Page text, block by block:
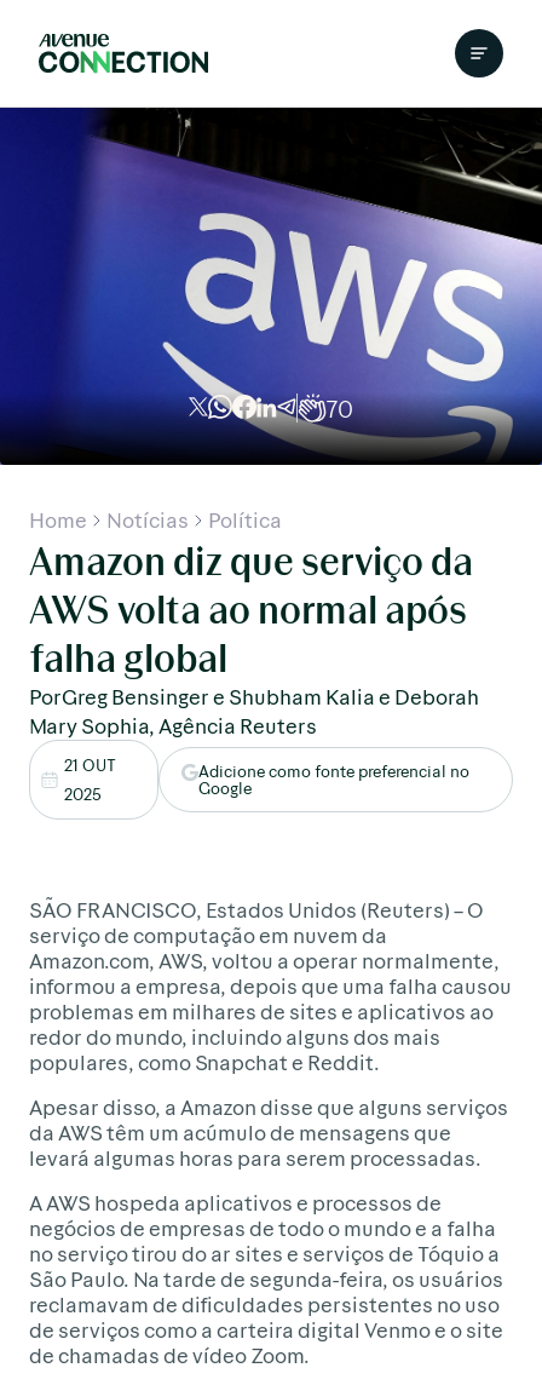
70
Home Notícias Política
Amazon diz que serviço da
AWS volta ao normal após
falha global
PorGreg Bensinger e Shubham Kalia e Deborah
Mary Sophia, Agência Reuters
21 OUT
2025
Adicione como fonte preferencial no
Google
SÃO FRANCISCO, Estados Unidos (Reuters) – O
serviço de computação em nuvem da
Amazon.com, AWS, voltou a operar normalmente,
informou a empresa, depois que uma falha causou
problemas em milhares de sites e aplicativos ao
redor do mundo, incluindo alguns dos mais
populares, como Snapchat e Reddit.
Apesar disso, a Amazon disse que alguns serviços
da AWS têm um acúmulo de mensagens que
levará algumas horas para serem processadas.
A AWS hospeda aplicativos e processos de
negócios de empresas de todo o mundo e a falha
no serviço tirou do ar sites e serviços de Tóquio a
São Paulo. Na tarde de segunda-feira, os usuários
reclamavam de dificuldades persistentes no uso
de serviços como a carteira digital Venmo e o site
de chamadas de vídeo Zoom.